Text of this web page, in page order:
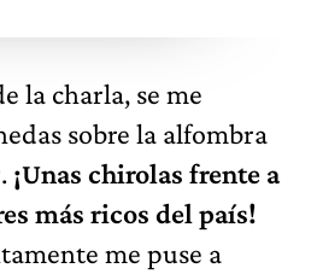
la charla, se me
sobre la alfombra
¡Unas chirolas frente a
más ricos del país!
me puse a